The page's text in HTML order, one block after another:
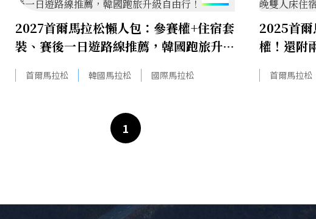
2027首爾馬拉松懶人包：參賽權+住宿套
裝、賽後一日遊路線推薦，韓國跑旅升級
自由行！
首爾馬拉松 韓國馬拉松 國際馬拉松
2025首
權！還附
滿滿的參
首爾馬拉松
1